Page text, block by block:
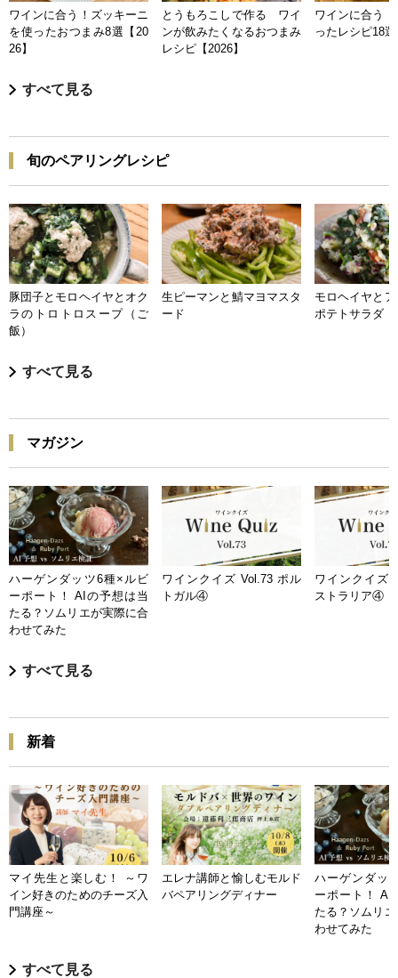
ワインに合う！ズッキーニ
を使ったおつまみ8選【20
26】
とうもろこしで作る ワイ
ンが飲みたくなるおつまみ
レシピ【2026】
ワインに合う
ったレシピ18
すべて見る
旬のペアリングレシピ
豚団子とモロヘイヤとオク
ラのトロトロスープ（ご
飯）
生ピーマンと鯖マヨマスタ
ード
モロヘイヤと
ポテトサラダ
すべて見る
マガジン
ハーゲンダッツ6種×ルビ
ーポート！ AIの予想は当
たる？ソムリエが実際に合
わせてみた
ワインクイズ Vol.73 ポル
トガル④
ワインクイズ
ストラリア④
すべて見る
新着
マイ先生と楽しむ！ ～ワ
イン好きのためのチーズ入
門講座～
エレナ講師と愉しむモルド
バペアリングディナー
ハーゲンダッ
ーポート！ AI
たる？ソムリ
わせてみた
すべて見る